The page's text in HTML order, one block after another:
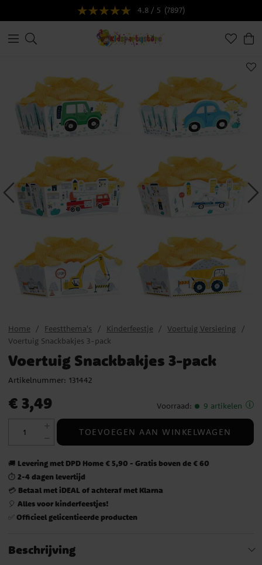
4.8 / 5 (7897)
Home Feestthema's Kinderfeestje
Voertuig Versiering
Voertuig Snackbakjes 3-pack
Voertuig Snackbakjes 3-pack
Artikelnummer: 131442
Prijs: € 3,49
€ 3,49 Voorraad: 9 artikelen
TOEVOEGEN AAN WINKELWAGEN
🚚 Levering met DPD Home € 5,90 - Gratis boven de € 60
⏱️ 2-4 dagen levertijd
💳 Betaal met iDEAL of achteraf met Klarna
🎈 Alles voor kinderfeestjes!
✅ Officieel gelicentieerde producten
Beschrijving